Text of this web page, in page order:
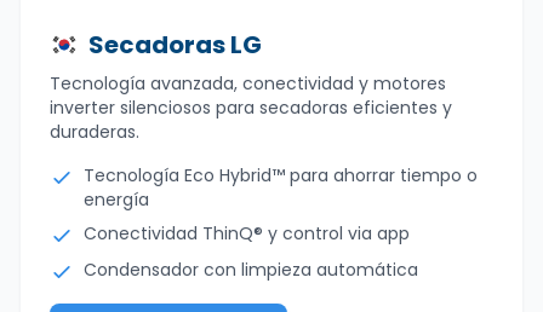
Secadoras LG
Tecnología avanzada, conectividad y motores
inverter silenciosos para secadoras eficientes y
duraderas.
Tecnología Eco Hybrid™ para ahorrar tiempo o
energía
Conectividad ThinQ® y control via app
Condensador con limpieza automática